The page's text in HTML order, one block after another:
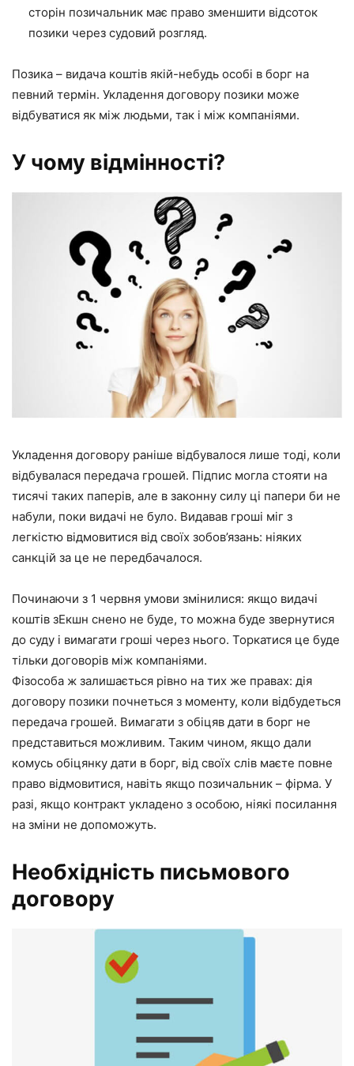
сторін позичальник має право зменшити відсоток
позики через судовий розгляд.
Позика – видача коштів якій-небудь особі в борг на
певний термін. Укладення договору позики може
відбуватися як між людьми, так і між компаніями.
У чому відмінності?
Укладення договору раніше відбувалося лише тоді, коли
відбувалася передача грошей. Підпис могла стояти на
тисячі таких паперів, але в законну силу ці папери би не
набули, поки видачі не було. Видавав гроші міг з
легкістю відмовитися від своїх зобов’язань: ніяких
санкцій за це не передбачалося.
Починаючи з 1 червня умови змінилися: якщо видачі
коштів зЕкшн снено не буде, то можна буде звернутися
до суду і вимагати гроші через нього. Торкатися це буде
тільки договорів між компаніями.
Фізособа ж залишається рівно на тих же правах: дія
договору позики почнеться з моменту, коли відбудеться
передача грошей. Вимагати з обіцяв дати в борг не
представиться можливим. Таким чином, якщо дали
комусь обіцянку дати в борг, від своїх слів маєте повне
право відмовитися, навіть якщо позичальник – фірма. У
разі, якщо контракт укладено з особою, ніякі посилання
на зміни не допоможуть.
Необхідність письмового
договору